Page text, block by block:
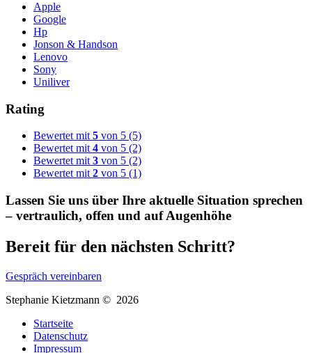
Apple
Google
Hp
Jonson & Handson
Lenovo
Sony
Uniliver
Rating
Bewertet mit5 von 5 (5)
Bewertet mit4 von 5 (2)
Bewertet mit3 von 5 (2)
Bewertet mit2 von 5 (1)
Lassen Sie uns über Ihre aktuelle Situation sprechen
– vertraulich, offen und auf Augenhöhe
Bereit für den nächsten Schritt?
Gespräch vereinbaren
Stephanie Kietzmann © 2026
Startseite
Datenschutz
Impressum